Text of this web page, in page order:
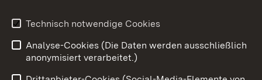
Youtube
Technisch notwendige Cookies
Analyse-Cookies (Die Daten werden ausschließlich
anonymisiert verarbeitet.)